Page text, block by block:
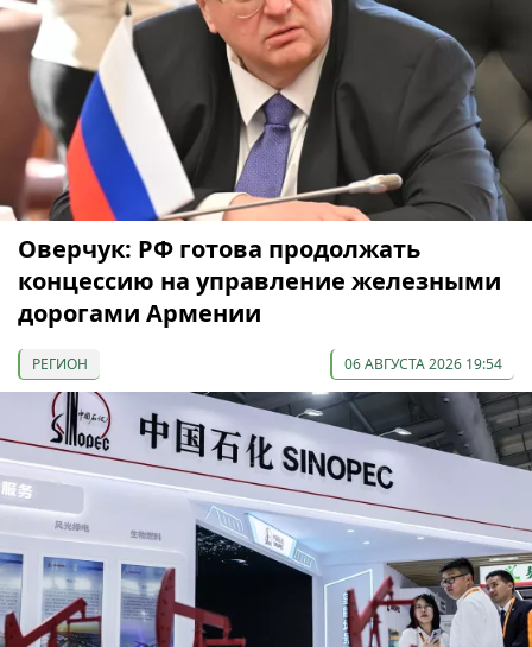
Оверчук: РФ готова продолжать
концессию на управление железными
дорогами Армении
РЕГИОН 06 АВГУСТА 2026 19:54